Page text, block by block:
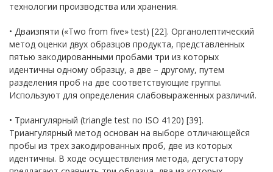
технологии производства или хранения.
• Дваизпяти («Two from five» test) [22]. Органолептический
метод оценки двух образцов продукта, представленных
пятью закодированными пробами три из которых
идентичны одному образцу, а две – другому, путем
разделения проб на две соответствующие группы.
Используют для определения слабовыраженных различий.
• Триангулярный (triangle test по ISO 4120) [39].
Триангулярный метод основан на выборе отличающейся
пробы из трех закодированных проб, две из которых
идентичны. В ходе осуществления метода, дегустатору